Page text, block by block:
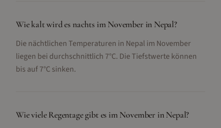
Wie kalt wird es nachts im November in Nepal?
Die nächtlichen Temperaturen in Nepal im November
liegen bei durchschnittlich 7°C. Die Tiefstwerte können
bis auf 7°C sinken.
Wie viele Regentage gibt es im November in Nepal?